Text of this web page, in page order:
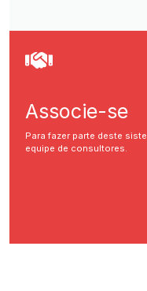
Associe-se
Para fazer parte deste
equipe de consultores.